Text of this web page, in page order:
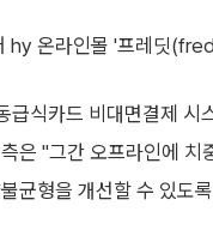
hy 온라인몰 '프레딧
식카드 비대면결제 시
은 "그간 오프라인에 치
균형을 개선할 수 있도